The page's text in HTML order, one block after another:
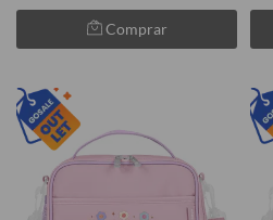
Comprar